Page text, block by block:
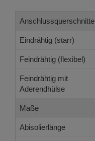
Anschlussquerschnitte
Eindrähtig (starr)
Feindrähtig (flexibel)
Feindrähtig mit
Aderendhülse
Maße
Abisolierlänge